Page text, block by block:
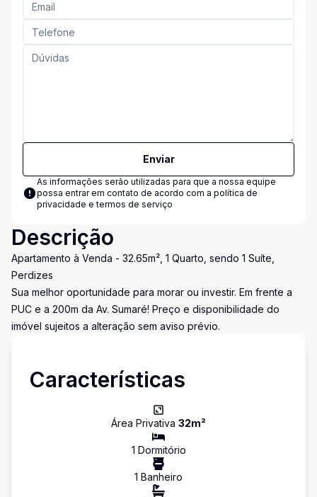
Enviar
As informações serão utilizadas para que a nossa equipe
possa entrar em contato de acordo com a política de
privacidade e termos de serviço
Descrição
Apartamento à Venda - 32.65m², 1 Quarto, sendo 1 Suíte,
Perdizes
Sua melhor oportunidade para morar ou investir. Em frente a
PUC e a 200m da Av. Sumaré! Preço e disponibilidade do
imóvel sujeitos a alteração sem aviso prévio.
Características
Área Privativa 32m²
1 Dormitório
1 Banheiro